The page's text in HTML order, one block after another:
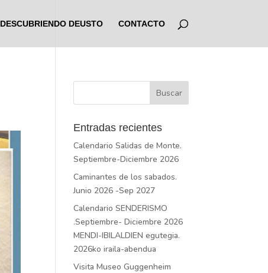
DESCUBRIENDO DEUSTO CONTACTO
Entradas recientes
Calendario Salidas de Monte.
Septiembre-Diciembre 2026
Caminantes de los sabados.
Junio 2026 -Sep 2027
Calendario SENDERISMO
.Septiembre- Diciembre 2026
MENDI-IBILALDIEN egutegia.
2026ko iraila-abendua
Visita Museo Guggenheim